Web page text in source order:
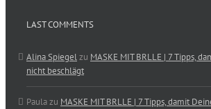
LAST COMMENTS
Alina Spiegelzu MASKE MIT BRLLE | 7 Tipps,
nicht beschlägt
Paulazu MASKE MIT BRLLE | 7 Tipps, damit